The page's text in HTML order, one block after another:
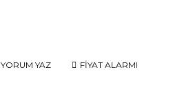
YORUM YAZ FİYAT ALARMI